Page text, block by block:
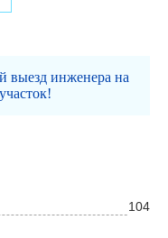
выезд инженера на
участок!
104